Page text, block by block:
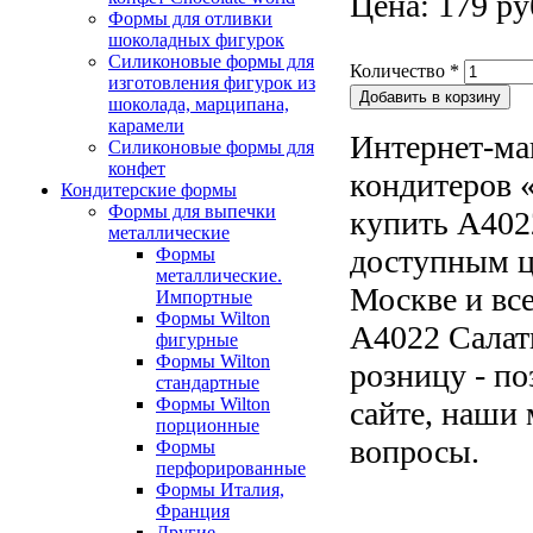
Формы для отливки
шоколадных фигурок
Силиконовые формы для
изготовления фигурок из
шоколада, марципана,
карамели
Силиконовые формы для
конфет
Кондитерские формы
Формы для выпечки
металлические
Формы
металлические.
Импортные
Формы Wilton
фигурные
Формы Wilton
стандартные
Формы Wilton
порционные
Формы
перфорированные
Формы Италия,
Франция
Количество *
Интернет-
кондитеров
купить
доступным
Москве и
A4022
розницу -
сайте, наши
вопросы.